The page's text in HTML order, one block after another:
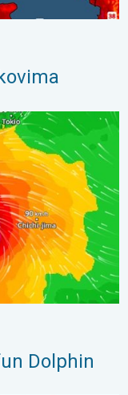
od klizišta. . .
Dolphin